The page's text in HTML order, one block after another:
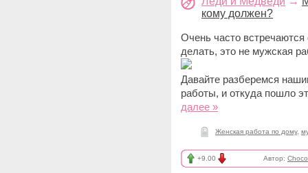
кому должен?
Очень часто
делать, это не мужская
Давайте разберемся
работы, и откуда пошло
далее »
Женская работа по дому,
+9.00 Автор: